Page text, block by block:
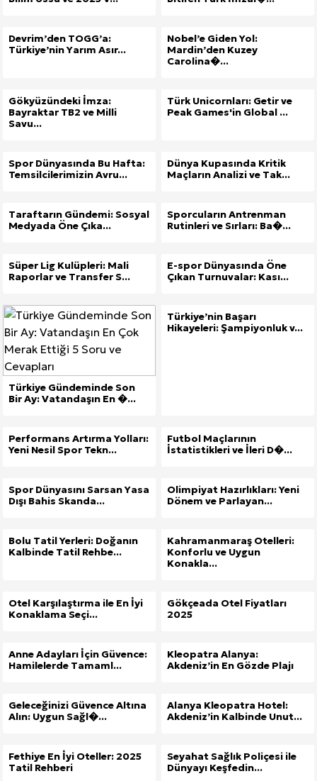
Devrim’den TOGG’a:
Türkiye’nin Yarım Asır...
Nobel’e Giden Yol:
Mardin’den Kuzey
Carolina�...
Gökyüzündeki İmza:
Bayraktar TB2 ve Milli
Savu...
Türk Unicornları: Getir ve
Peak Games'in Global ...
Spor Dünyasında Bu Hafta:
Temsilcilerimizin Avru...
Dünya Kupasında Kritik
Maçların Analizi ve Tak...
Taraftarın Gündemi: Sosyal
Medyada Öne Çıka...
Sporcuların Antrenman
Rutinleri ve Sırları: Ba�...
Süper Lig Kulüpleri: Mali
Raporlar ve Transfer S...
E-spor Dünyasında Öne
Çıkan Turnuvalar: Kası...
Türkiye Gündeminde Son
Bir Ay: Vatandaşın En �...
Türkiye’nin Başarı
Hikayeleri: Şampiyonluk v...
Performans Artırma Yolları:
Yeni Nesil Spor Tekn...
Futbol Maçlarının
İstatistikleri ve İleri D�...
Spor Dünyasını Sarsan Yasa
Dışı Bahis Skanda...
Olimpiyat Hazırlıkları: Yeni
Dönem ve Parlayan...
Bolu Tatil Yerleri: Doğanın
Kalbinde Tatil Rehbe...
Kahramanmaraş Otelleri:
Konforlu ve Uygun
Konakla...
Otel Karşılaştırma ile En İyi
Konaklama Seçi...
Gökçeada Otel Fiyatları
2025
Anne Adayları İçin Güvence:
Hamilelerde Tamaml...
Kleopatra Alanya:
Akdeniz’in En Gözde Plajı
Geleceğinizi Güvence Altına
Alın: Uygun Sağl�...
Alanya Kleopatra Hotel:
Akdeniz’in Kalbinde Unut...
Fethiye En İyi Oteller: 2025
Tatil Rehberi
Seyahat Sağlık Poliçesi ile
Dünyayı Keşfedin...